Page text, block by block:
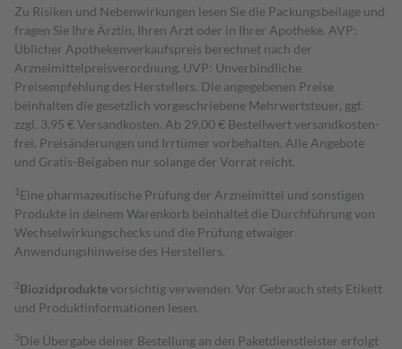
Zu Risiken und Nebenwirkungen lesen Sie die Packungsbeilage und
fragen Sie Ihre Ärztin, Ihren Arzt oder in Ihrer Apotheke. AVP:
Üblicher Apothekenverkaufspreis berechnet nach der
Arzneimittelpreisverordnung. UVP: Unverbindliche
Preisempfehlung des Herstellers. Die angegebenen Preise
beinhalten die gesetzlich vorgeschriebene Mehrwertsteuer, ggf.
zzgl. 3,95 € Versandkosten. Ab 29,00 € Bestell­wert versand­kosten­
frei. Preisänderungen und Irrtümer vorbehalten. Alle Angebote
und Gratis-Beigaben nur solange der Vorrat reicht.
1 Eine pharmazeutische Prüfung der Arzneimittel und sonstigen
Produkte in deinem Warenkorb beinhaltet die Durchführung von
Wechselwirkungschecks und die Prüfung etwaiger
Anwendungshinweise des Herstellers.
2Biozidproduktevorsichtig verwenden. Vor Gebrauch stets Etikett
und Produktinformationen lesen.
3Die Übergabe deiner Bestellung an den Paketdienstleister erfolgt